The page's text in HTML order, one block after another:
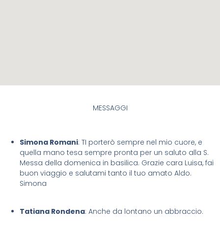
MESSAGGI
Simona Romani: TI porterò sempre nel mio cuore, e
quella mano tesa sempre pronta per un saluto alla S.
Messa della domenica in basilica. Grazie cara Luisa, fai
buon viaggio e salutami tanto il tuo amato Aldo.
Simona
Tatiana Rondena: Anche da lontano un abbraccio.